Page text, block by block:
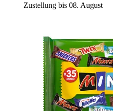
Zustellung bis 08. August